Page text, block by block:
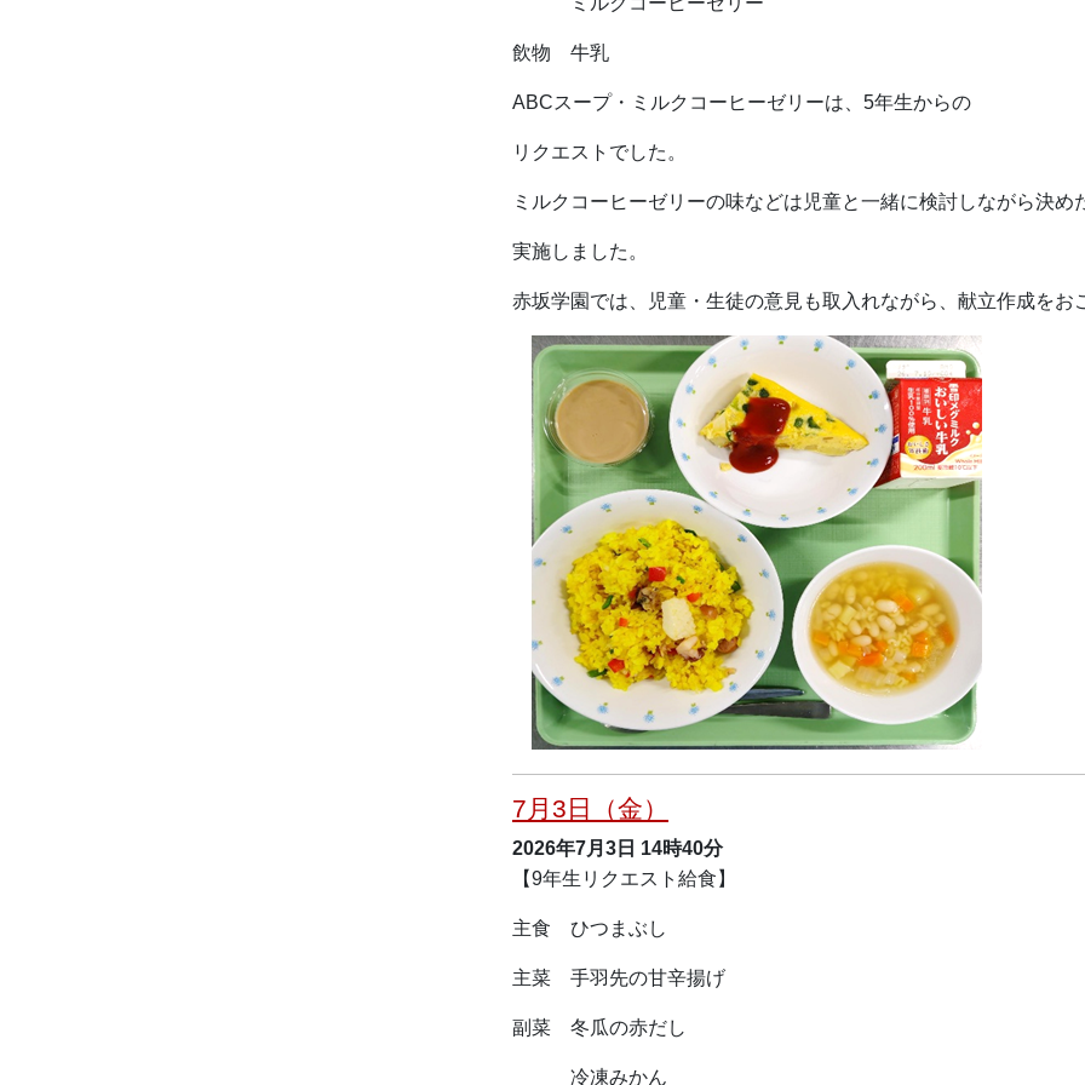
飲物 牛乳
ABCスープ・ミルクコーヒーゼリーは、5年生からの
リクエストでした。
ミルクコーヒーゼリーの味などは児童と一緒に検討しながら決め
実施しました。
赤坂学園では、児童・生徒の意見も取入れながら、献立作成をお
7月3日（金）
2026年7月3日 14時40分
【9年生リクエスト給食】
主食 ひつまぶし
主菜 手羽先の甘辛揚げ
副菜 冬瓜の赤だし
冷凍みかん